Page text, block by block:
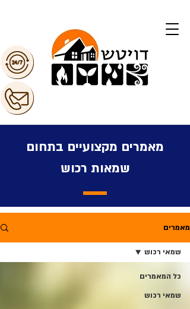
מאמרים מקצועיים בתחום
שמאות רכוש
מאמרים
כל המאמרים
שמאי רכוש
שמאי רכוש